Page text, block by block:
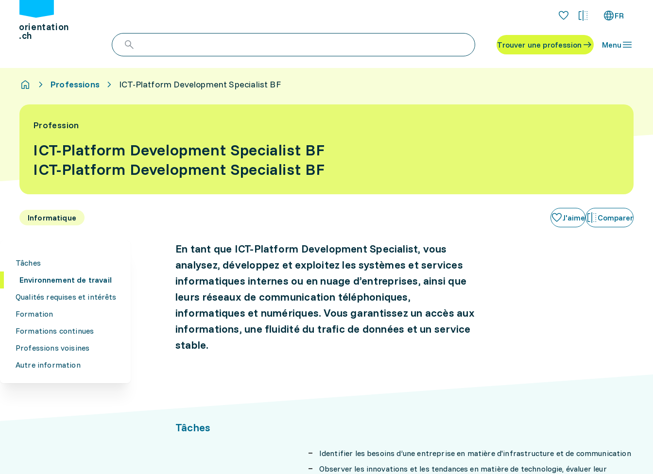
orientation
.ch
FR
Trouver une profession Menu
Professions ICT-Platform Development Specialist BF
Profession
ICT-Platform Development Specialist BF
ICT-Platform Development Specialist BF
Informatique J'aime Comparer
Tâches
Environnement de travail
Qualités requises et intérêts
Formation
Formations continues
Professions voisines
Autre information
En tant que ICT-Platform Development Specialist, vous
analysez, développez et exploitez les systèmes et services
informatiques internes ou en nuage d’entreprises, ainsi que
leurs réseaux de communication téléphoniques,
informatiques et numériques. Vous garantissez un accès aux
informations, une fluidité du trafic de données et un service
stable.
Tâches
Identifier les besoins d’une entreprise en matière d'infrastructure et de communication
Observer les innovations et les tendances en matière de technologie, évaluer leur